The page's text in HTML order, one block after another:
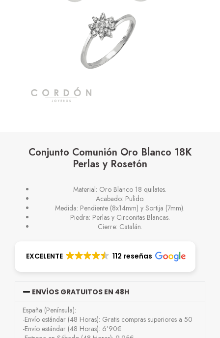
Conjunto Comunión Oro Blanco 18K
Perlas y Rosetón
Material: Oro Blanco 18 quilates.
Acabado: Pulido.
Medida: Pendiente (8x14mm) y Sortija (7mm).
Piedra: Perlas y Circonitas Blancas.
Cierre: Catalán.
EXCELENTE 112 reseñas
ENVÍOS GRATUITOS EN 48H
España (Península):
-Envío estándar (48 Horas): Gratis compras superiores a 50
-Envío estándar (48 Horas): 6’90€